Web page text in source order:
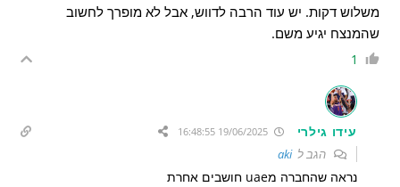
משלוש דקות. יש עוד הרבה לדווש, אבל לא מופרך לחשוב
שהמנצח יגיע משם.
1
עידו גילרי 19/06/2025 16:48:55
הגב לaki
נראה שהחברה מuae חושבים אחרת